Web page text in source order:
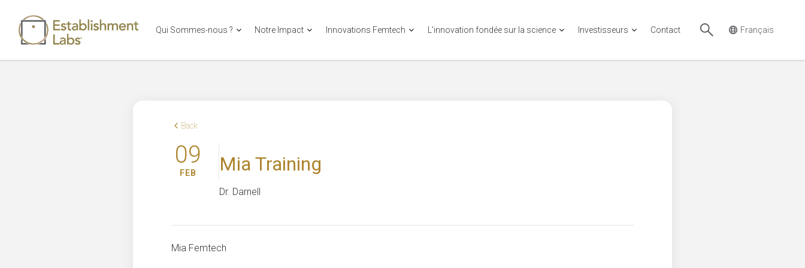
Main Navigation
Qui Sommes-nous ? Notre Impact Innovations Femtech L'innovation fondée sur la science Investisseurs Contact
Back
09
FEB Mia Training
Dr. Darnell
Mia Femtech